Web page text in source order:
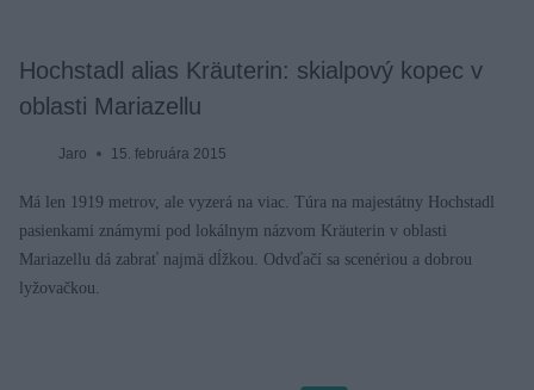
Hochstadl alias Kräuterin: skialpový kopec v
oblasti Mariazellu
Jaro 15. februára 2015
Má len 1919 metrov, ale vyzerá na viac. Túra na majestátny Hochstadl
pasienkami známymi pod lokálnym názvom Kräuterin v oblasti
Mariazellu dá zabrať najmä dĺžkou. Odvďačí sa scenériou a dobrou
lyžovačkou.